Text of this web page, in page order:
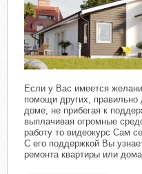
Если у Вас имеется
помощи других, правильно
доме, не прибегая к
выплачивая огромные
работу то видеокурс Сам
С его поддержкой Вы
ремонта квартиры или дома.